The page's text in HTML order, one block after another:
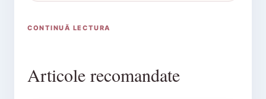
CONTINUĂ LECTURA
Articole recomandate